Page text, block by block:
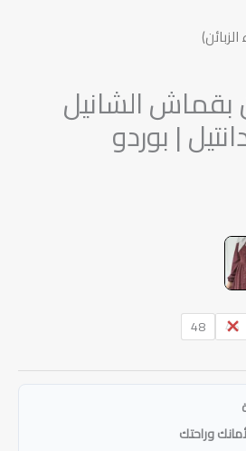
الزبائن)
الشانيل
| بوردو
46
48
وراحتك